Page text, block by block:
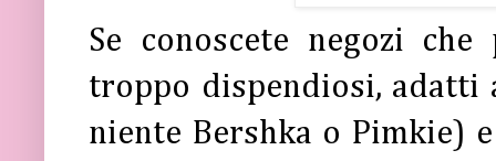
Se conoscete negozi
troppo dispendiosi, adatti
niente Bershka o Pimkie)